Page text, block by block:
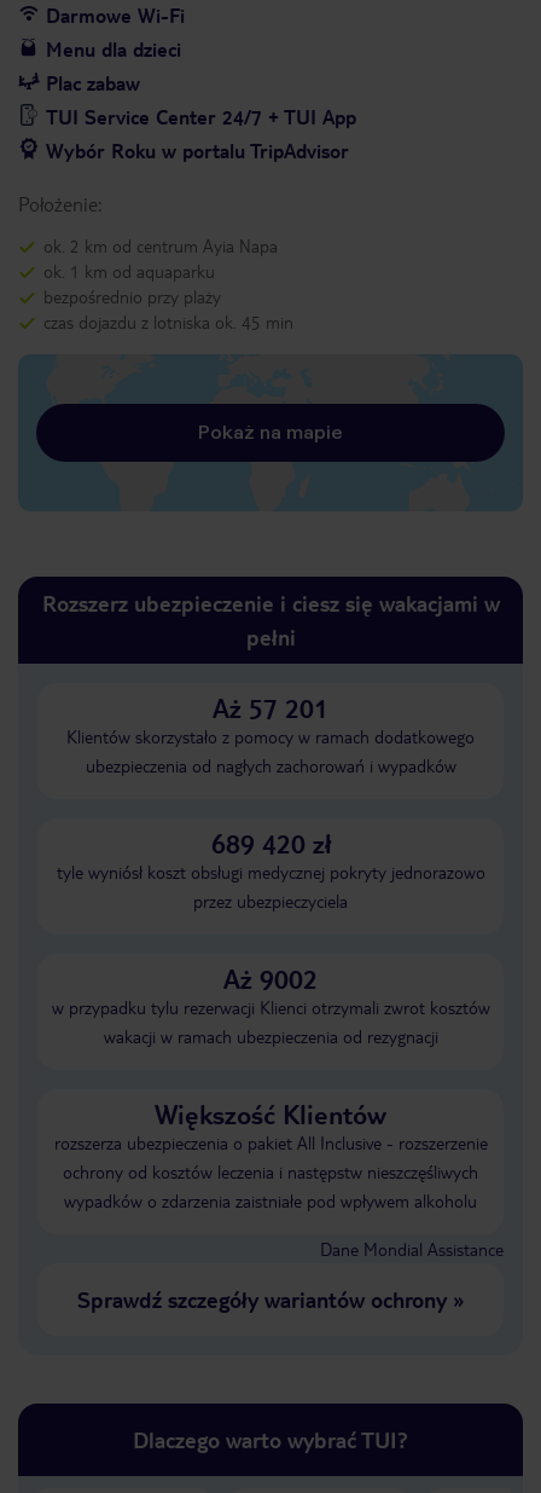
Darmowe Wi-Fi
Menu dla dzieci
Plac zabaw
TUI Service Center 24/7 + TUI App
Wybór Roku w portalu TripAdvisor
Położenie:
ok. 2 km od centrum Ayia Napa
ok. 1 km od aquaparku
bezpośrednio przy plaży
czas dojazdu z lotniska ok. 45 min
Pokaż na mapie
Rozszerz ubezpieczenie i ciesz się wakacjami w
pełni
Aż 57 201
Klientów skorzystało z pomocy w ramach dodatkowego
ubezpieczenia od nagłych zachorowań i wypadków
689 420 zł
tyle wyniósł koszt obsługi medycznej pokryty jednorazowo
przez ubezpieczyciela
Aż 9002
w przypadku tylu rezerwacji Klienci otrzymali zwrot kosztów
wakacji w ramach ubezpieczenia od rezygnacji
Większość Klientów
rozszerza ubezpieczenia o pakiet All Inclusive - rozszerzenie
ochrony od kosztów leczenia i następstw nieszczęśliwych
wypadków o zdarzenia zaistniałe pod wpływem alkoholu
Dane Mondial Assistance
Sprawdź szczegóły wariantów ochrony»
Dlaczego warto wybrać TUI?